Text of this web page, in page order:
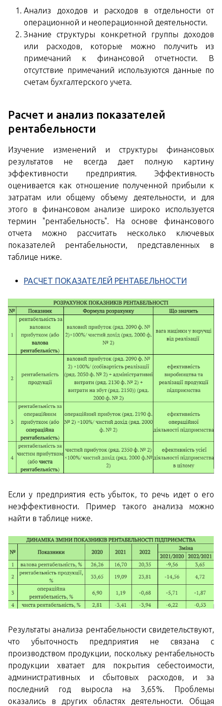
Анализ доходов и расходов в отдельности от
операционной и неоперационной деятельности.
Знание структуры конкретной группы доходов
или расходов, которые можно получить из
примечаний к финансовой отчетности. В
отсутствие примечаний используются данные по
счетам бухгалтерского учета.
Расчет и анализ показателей
рентабельности
Изучение изменений и структуры финансовых
результатов не всегда дает полную картину
эффективности предприятия. Эффективность
оценивается как отношение полученной прибыли к
затратам или общему объему деятельности, и для
этого в финансовом анализе широко используется
термин "рентабельность". На основе финансового
отчета можно рассчитать несколько ключевых
показателей рентабельности, представленных в
таблице ниже.
РАСЧЕТ ПОКАЗАТЕЛЕЙ РЕНТАБЕЛЬНОСТИ
Если у предприятия есть убыток, то речь идет о его
неэффективности. Пример такого анализа можно
найти в таблице ниже.
Результаты анализа рентабельности свидетельствуют,
что убыточность предприятия не связана с
производством продукции, поскольку рентабельность
продукции хватает для покрытия себестоимости,
административных и сбытовых расходов, и за
последний год выросла на 3,65%. Проблемы
оказались в других областях деятельности. Общая